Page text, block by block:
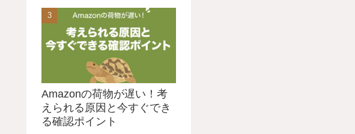
Amazonの荷物が遅い！考
えられる原因と今すぐでき
る確認ポイント